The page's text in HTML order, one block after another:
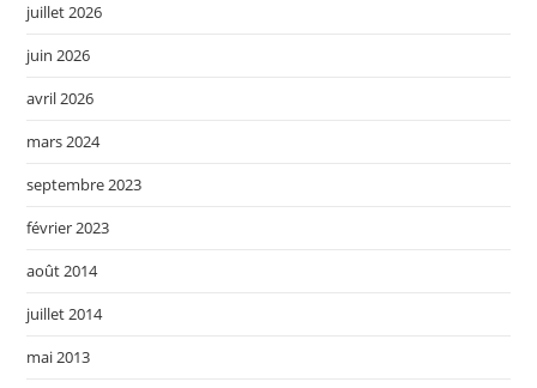
juillet 2026
juin 2026
avril 2026
mars 2024
septembre 2023
février 2023
août 2014
juillet 2014
mai 2013